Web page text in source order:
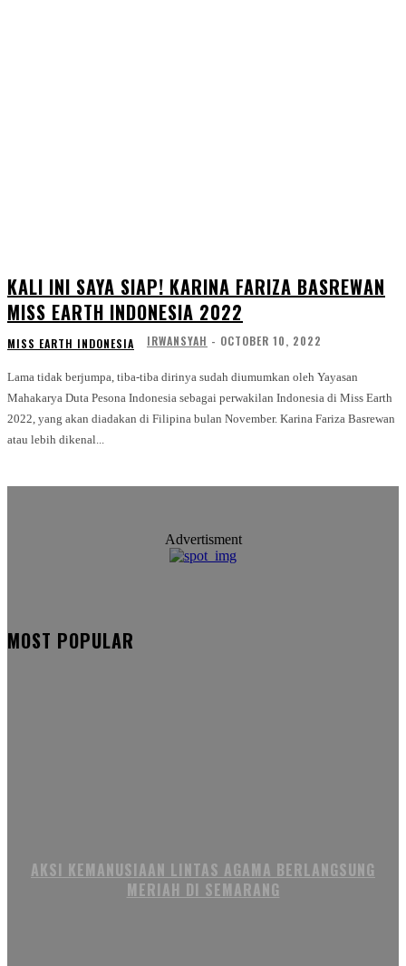
KALI INI SAYA SIAP! KARINA FARIZA BASREWAN
MISS EARTH INDONESIA 2022
MISS EARTH INDONESIA IRWANSYAH - OCTOBER 10, 2022
Lama tidak berjumpa, tiba-tiba dirinya sudah diumumkan oleh Yayasan
Mahakarya Duta Pesona Indonesia sebagai perwakilan Indonesia di Miss Earth
2022, yang akan diadakan di Filipina bulan November. Karina Fariza Basrewan
atau lebih dikenal...
Advertisment
MOST POPULAR
AKSI KEMANUSIAAN LINTAS AGAMA BERLANGSUNG
MERIAH DI SEMARANG